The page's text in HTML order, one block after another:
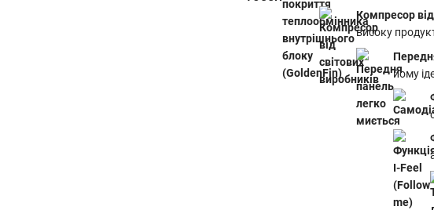
Компресор
високу
йому